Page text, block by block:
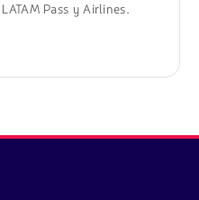
Pass y Airlines.